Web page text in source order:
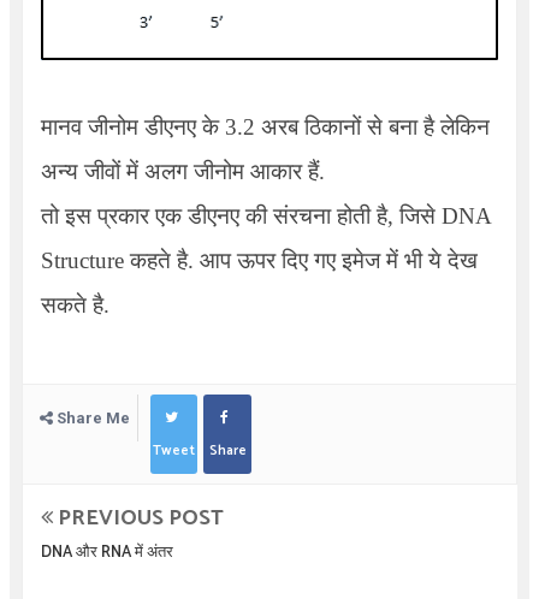
मानव जीनोम डीएनए के 3.2 अरब ठिकानों से बना है लेकिन
अन्य जीवों में अलग जीनोम आकार हैं.
तो इस प्रकार एक डीएनए की संरचना होती है, जिसे DNA
Structureकहते है. आप ऊपर दिए गए इमेज में भी ये देख
सकते है.
Share Me
Tweet Share
PREVIOUS POST
DNA और RNA में अंतर